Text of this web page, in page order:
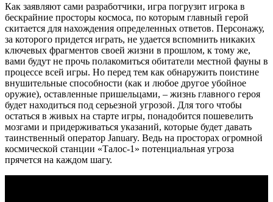
Как заявляют сами разработчики, игра погрузит игрока в
бескрайние просторы космоса, по которым главный герой
скитается для нахождения определенных ответов. Персонажу,
за которого придется играть, не удается вспомнить никаких
ключевых фрагментов своей жизни в прошлом, к тому же,
вами будут не прочь полакомиться обитатели местной фауны в
процессе всей игры. Но перед тем как обнаружить поистине
внушительные способности (как и любое другое убойное
оружие), оставленные пришельцами, – жизнь главного героя
будет находиться под серьезной угрозой. Для того чтобы
остаться в живых на старте игры, понадобится пошевелить
мозгами и придерживаться указаний, которые будет давать
таинственный оператор January. Ведь на просторах огромной
космической станции «Талос-1» потенциальная угроза
прячется на каждом шагу.